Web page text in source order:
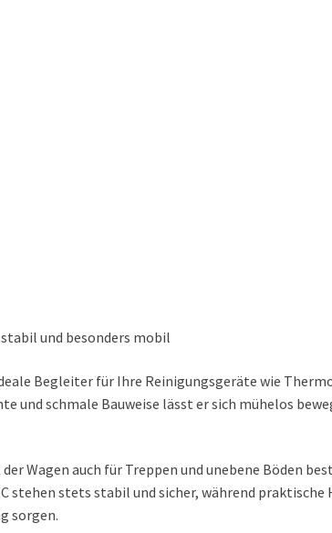
und besonders mobil
Begleiter für Ihre Reinigungsgeräte wie
und schmale Bauweise lässt er sich mühelos
Wagen auch für Treppen und unebene Böden
stehen stets stabil und sicher, während
sorgen.